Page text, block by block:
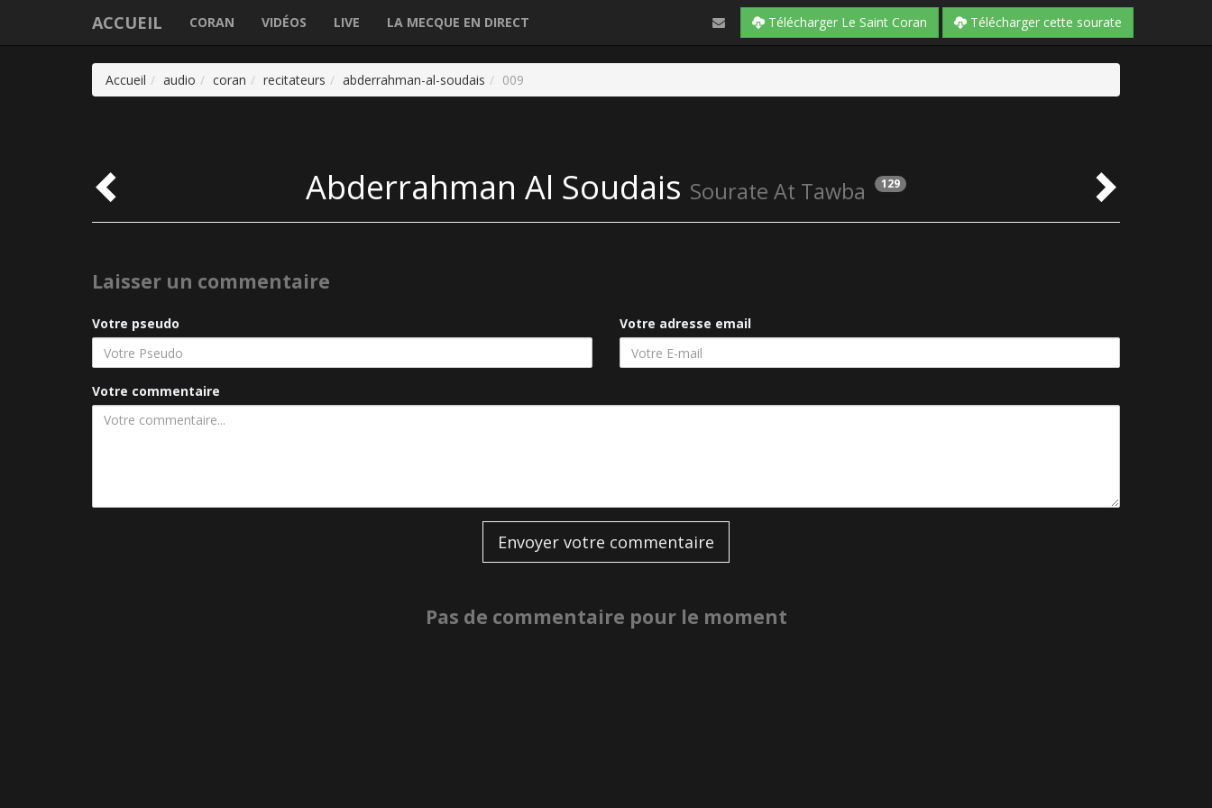
ACCUEIL CORAN VIDÉOS LIVE LA MECQUE EN DIRECT Télécharger Le Saint Coran Télécharger cette sourate
Accueil audio coran recitateurs abderrahman-al-soudais 009
Abderrahman Al Soudais Sourate At Tawba 129
Laisser un commentaire
Votre pseudo Votre adresse email
Votre commentaire
Envoyer votre commentaire
Pas de commentaire pour le moment